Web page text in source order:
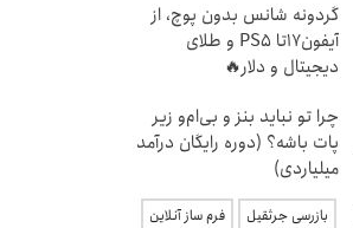
گردونه شانس بدون پوچ، از
آیفون17تا PS5 و طلای
دیجیتال و دلار🔥
چرا تو نباید بنز و بی‌ام‌و زیر
پات باشه؟ (دوره رایگان درآمد
میلیاردی)
بازرسی جرثقیل
فرم ساز آنلاین